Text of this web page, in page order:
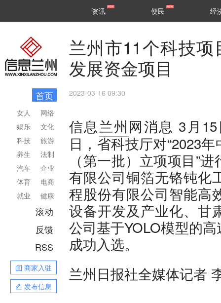
区县
资讯 便民 经
首页
网络
文化
旅游
法制
企业
电商
健康
女人
娱乐
科技
养生
汽车
体育
就业
滚动
反馈
RSS
商家入驻
发布信息
兰州市11个科技
发展资金项目
2023-03-16 09:30
信息兰州网消息 3月
日，省科技厅对“2023
（第一批）立项项目”
有限公司铜箔无铬钝化
程股份有限公司智能高
设备开发及产业化、甘
公司基于YOLO模型的
成功入选。
兰州日报社全媒体记者